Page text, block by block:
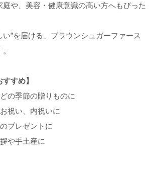
庭や、美容・健康意識の高い方へもぴった
い”を届ける、ブラウンシュガーファース
すめ】
の季節の贈りものに
祝い、内祝いに
プレゼントに
や手土産に